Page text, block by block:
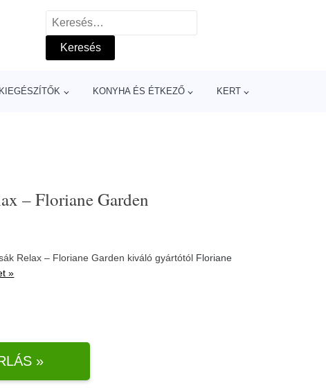
Keresés:
KONYHA ÉS ÉTKEZŐ KERT
– Floriane Garden
Relax – Floriane Garden kiváló gyártótól Floriane
»
»